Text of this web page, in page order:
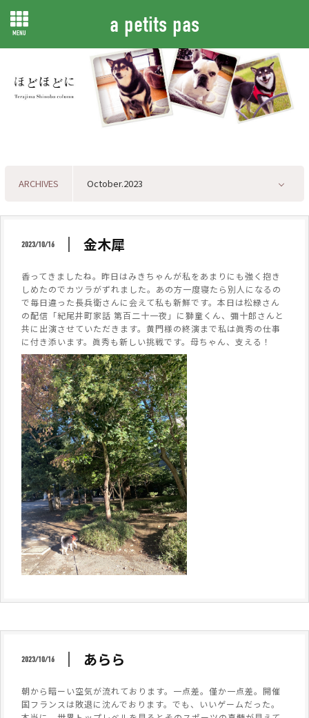
MENU a petits pas
ARCHIVES
2023/10/16 金木犀
香ってきましたね。昨日はみきちゃんが私をあまりにも強く抱き
しめたのでカツラがずれました。あの方一度寝たら別人になるの
で毎日違った長兵衛さんに会えて私も新鮮です。本日は松緑さん
の配信「紀尾井町家話 第百二十一夜」に獅童くん、彌十郎さんと
共に出演させていただきます。黄門様の終演まで私は眞秀の仕事
に付き添います。眞秀も新しい挑戦です。母ちゃん、支える！
2023/10/16 あらら
朝から暗ーい空気が流れております。一点差。僅か一点差。開催
国フランスは敗退に沈んでおります。でも、いいゲームだった。